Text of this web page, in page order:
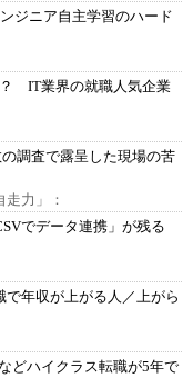
ジニア自主学習のハード
IT業界の就職人気企業
調査で露呈した現場の苦
力」：
でデータ連携」が残る
で年収が上がる人／上がら
どハイクラス転職が5年で